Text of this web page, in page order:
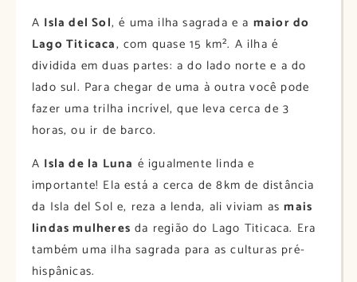
A Isla del Sol, é uma ilha sagrada e a maior do
Lago Titicaca, com quase 15 km². A ilha é
dividida em duas partes: a do lado norte e a do
lado sul. Para chegar de uma à outra você pode
fazer uma trilha incrível, que leva cerca de 3
horas, ou ir de barco.
A Isla de la Luna é igualmente linda e
importante! Ela está a cerca de 8km de distância
da Isla del Sol e, reza a lenda, ali viviam asmais
lindas mulheres da região do Lago Titicaca. Era
também uma ilha sagrada para as culturas pré-
hispânicas.